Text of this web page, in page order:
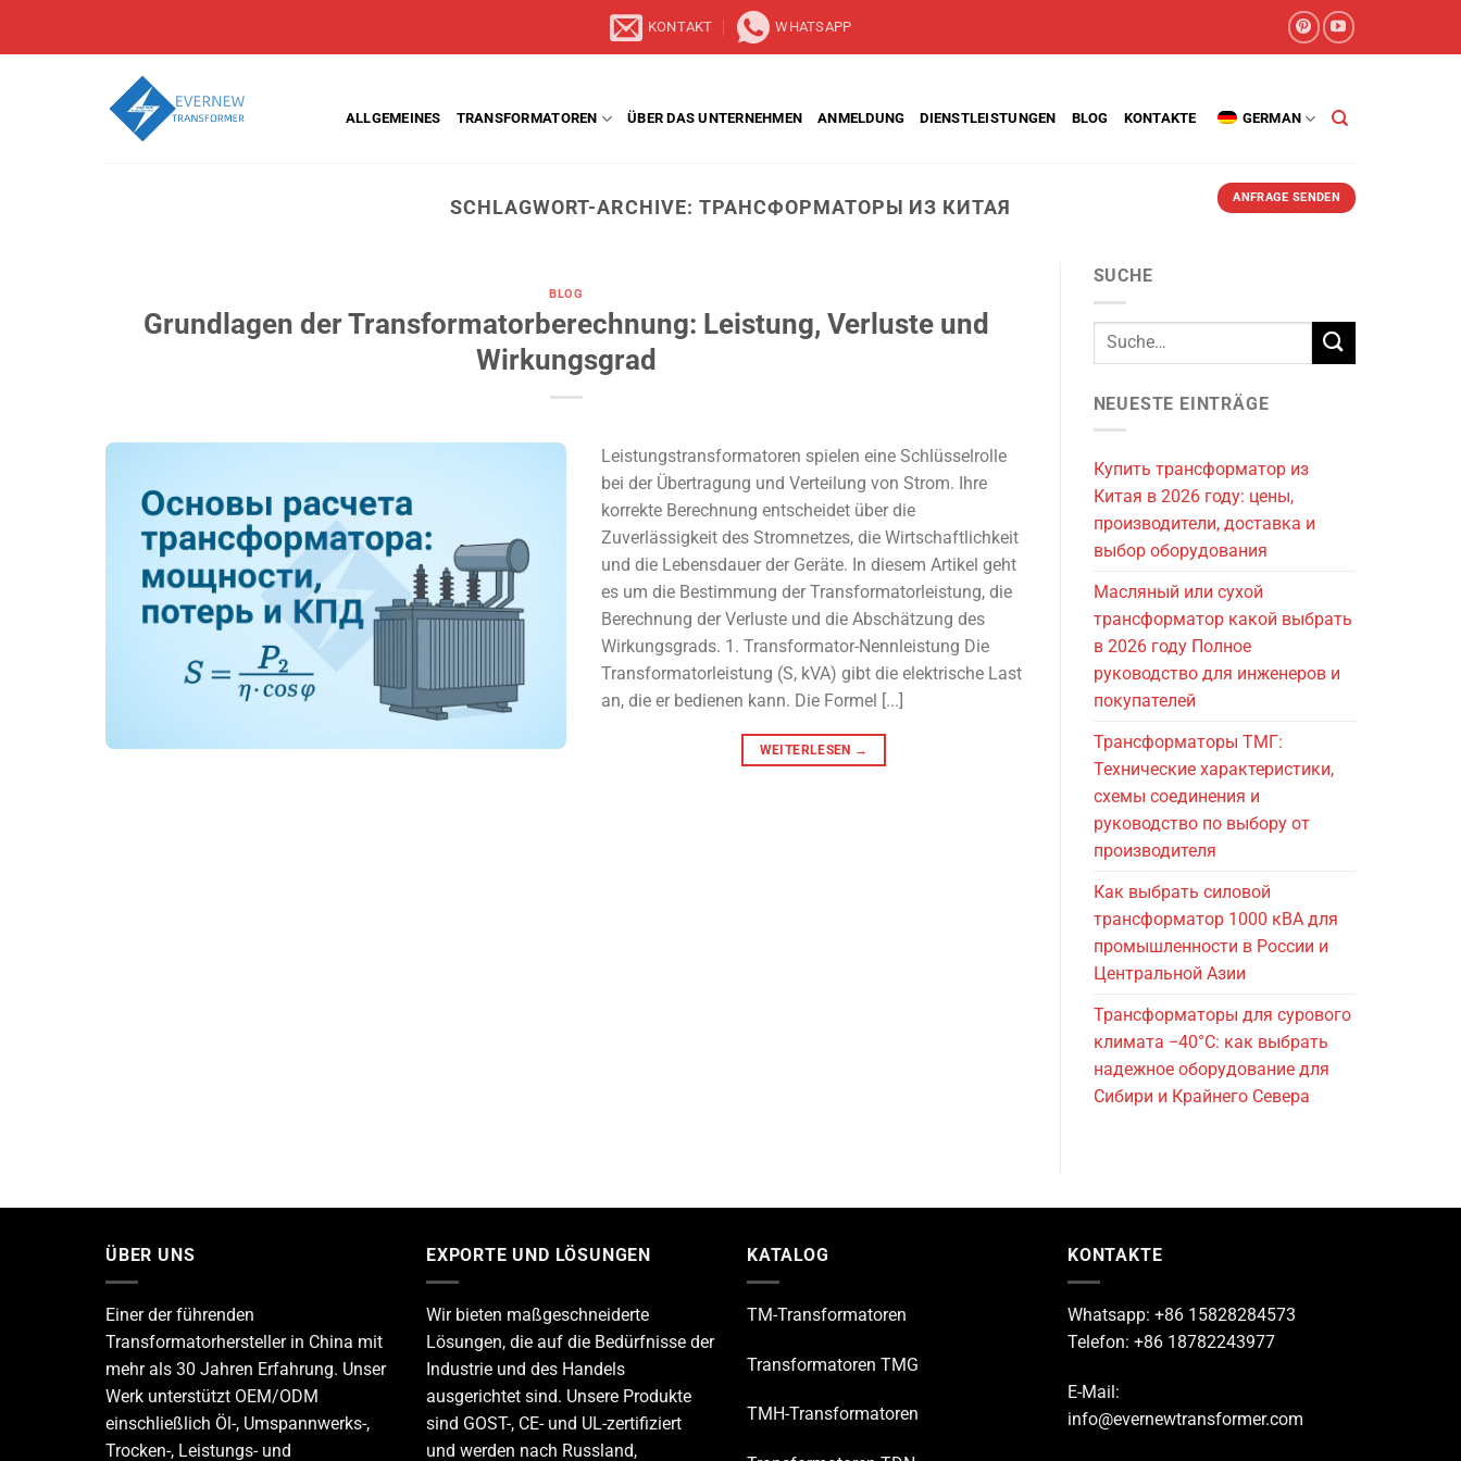
KONTAKT WHATSAPP
ALLGEMEINES TRANSFORMATOREN ÜBER DAS UNTERNEHMEN ANMELDUNG DIENSTLEISTUNGEN BLOG KONTAKTE GERMAN
ANFRAGE SENDEN
SCHLAGWORT-ARCHIVE: ТРАНСФОРМАТОРЫ ИЗ КИТАЯ
BLOG
Grundlagen der Transformatorberechnung: Leistung, Verluste und
Wirkungsgrad
Leistungstransformatoren spielen eine Schlüsselrolle
bei der Übertragung und Verteilung von Strom. Ihre
korrekte Berechnung entscheidet über die
Zuverlässigkeit des Stromnetzes, die Wirtschaftlichkeit
und die Lebensdauer der Geräte. In diesem Artikel geht
es um die Bestimmung der Transformatorleistung, die
Berechnung der Verluste und die Abschätzung des
Wirkungsgrads. 1. Transformator-Nennleistung Die
Transformatorleistung (S, kVA) gibt die elektrische Last
an, die er bedienen kann. Die Formel [...]
WEITERLESEN →
SUCHE
NEUESTE EINTRÄGE
Купить трансформатор из
Китая в 2026 году: цены,
производители, доставка и
выбор оборудования
Масляный или сухой
трансформатор какой выбрать
в 2026 году Полное
руководство для инженеров и
покупателей
Трансформаторы ТМГ:
Технические характеристики,
схемы соединения и
руководство по выбору от
производителя
Как выбрать силовой
трансформатор 1000 кВА для
промышленности в России и
Центральной Азии
Трансформаторы для сурового
климата −40°C: как выбрать
надежное оборудование для
Сибири и Крайнего Севера
ÜBER UNS
Einer der führenden
Transformatorherstellerin China mit
mehr als 30 Jahren Erfahrung. Unser
Werk unterstützt OEM/ODM
einschließlich Öl-, Umspannwerks-,
Trocken-, Leistungs- und
EXPORTE UND LÖSUNGEN
Wir bieten maßgeschneiderte
Lösungen, die auf die Bedürfnisse der
Industrie und des Handels
ausgerichtet sind. Unsere Produkte
sind GOST-, CE- und UL-zertifiziert
und werden nach Russland,
KATALOG
TM-Transformatoren
Transformatoren TMG
TMH-Transformatoren
KONTAKTE
Whatsapp: +86 15828284573
Telefon: +86 18782243977
E-Mail:
info@evernewtransformer.com